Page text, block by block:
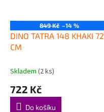
849 Kč –14 %
DINO TATRA 148 KHAKI 72
CM
Skladem (2 ks)
722 Kč
Do košíku